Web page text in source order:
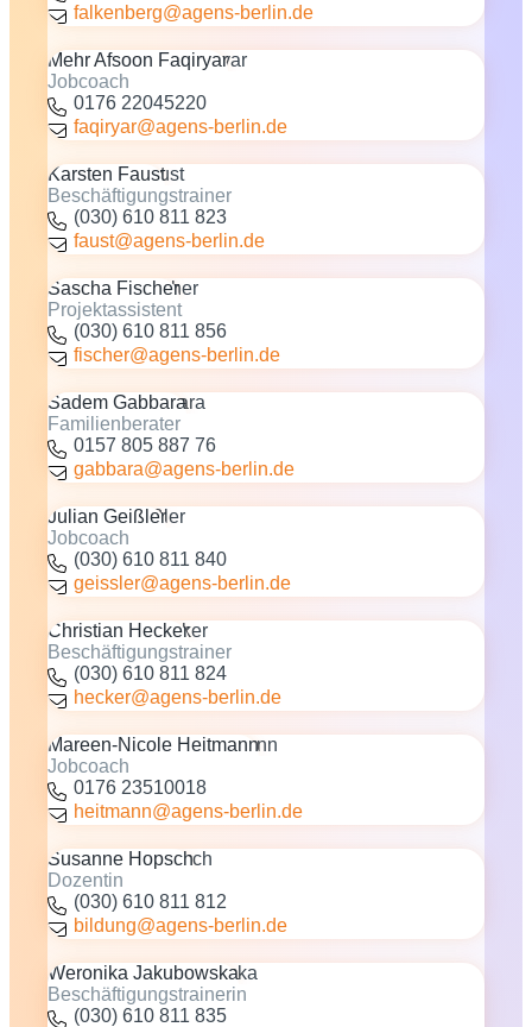
falkenberg@agens-berlin.de
Mehr Afsoon Faqiryar
Jobcoach
0176 22045220
faqiryar@agens-berlin.de
Karsten Faust
Beschäftigungstrainer
(030) 610 811 823
faust@agens-berlin.de
Sascha Fischer
Projektassistent
(030) 610 811 856
fischer@agens-berlin.de
Sadem Gabbara
Familienberater
0157 805 887 76
gabbara@agens-berlin.de
Julian Geißler
Jobcoach
(030) 610 811 840
geissler@agens-berlin.de
Christian Hecker
Beschäftigungstrainer
(030) 610 811 824
hecker@agens-berlin.de
Mareen-Nicole Heitmann
Jobcoach
0176 23510018
heitmann@agens-berlin.de
Susanne Hopsch
Dozentin
(030) 610 811 812
bildung@agens-berlin.de
Weronika Jakubowska
Beschäftigungstrainerin
(030) 610 811 835